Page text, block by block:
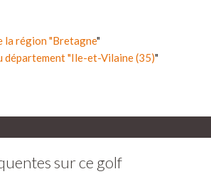
la région "Bretagne"
département "Ile-et-Vilaine (35)"
sur ce golf